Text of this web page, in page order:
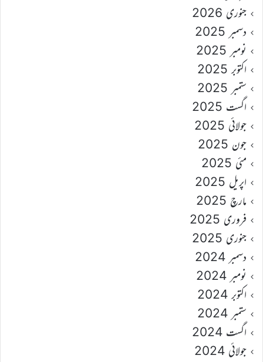
جنوری 2026
دسمبر 2025
نومبر 2025
اکتوبر 2025
ستمبر 2025
اگست 2025
جولائی 2025
جون 2025
مئی 2025
اپریل 2025
مارچ 2025
فروری 2025
جنوری 2025
دسمبر 2024
نومبر 2024
اکتوبر 2024
ستمبر 2024
اگست 2024
جولائی 2024